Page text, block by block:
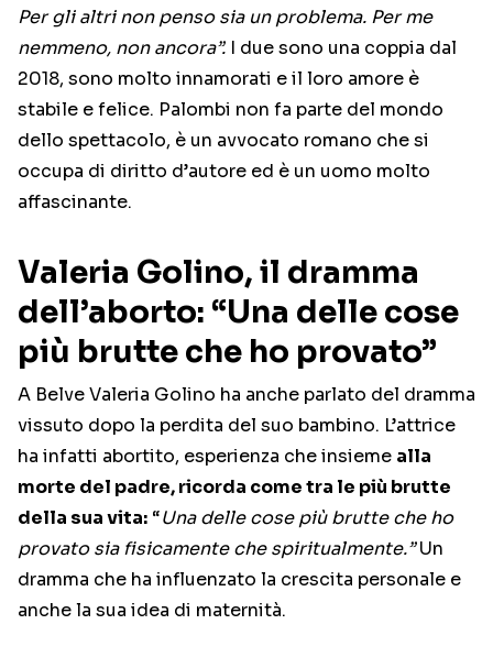
Per gli altri non penso sia un problema. Per me
nemmeno, non ancora”. I due sono una coppia dal
2018, sono molto innamorati e il loro amore è
stabile e felice. Palombi non fa parte del mondo
dello spettacolo, è un avvocato romano che si
occupa di diritto d’autore ed è un uomo molto
affascinante.
Valeria Golino, il dramma
dell’aborto: “Una delle cose
più brutte che ho provato”
A Belve Valeria Golino ha anche parlato del dramma
vissuto dopo la perdita del suo bambino. L’attrice
ha infatti abortito, esperienza che insieme alla
morte del padre, ricorda come tra le più brutte
della sua vita: “Una delle cose più brutte che ho
provato sia fisicamente che spiritualmente.”Un
dramma che ha influenzato la crescita personale e
anche la sua idea di maternità.